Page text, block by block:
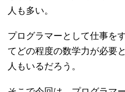
人も多い。
プログラマーとして仕事を
てどの程度の数学力が必要
人もいるだろう。